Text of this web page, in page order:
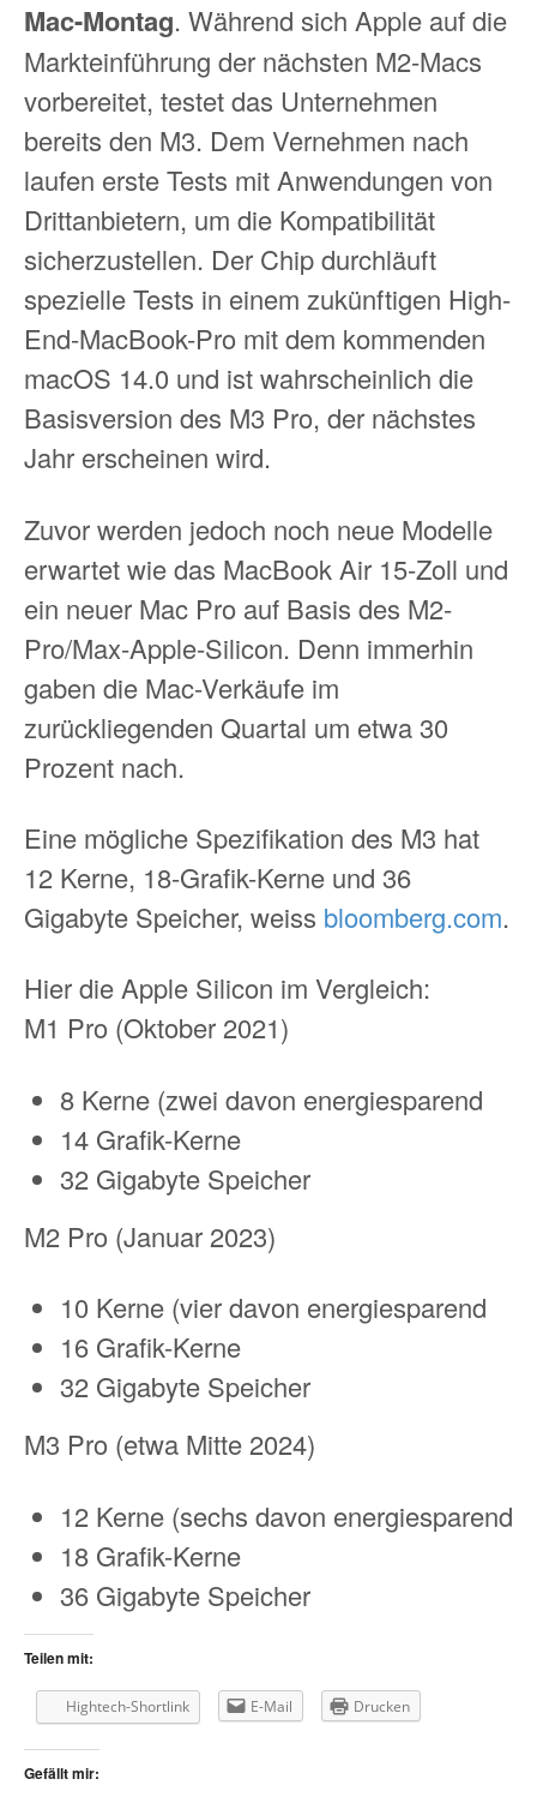
Mac-Montag. Während sich Apple auf die
Markteinführung der nächsten M2-Macs
vorbereitet, testet das Unternehmen
bereits den M3. Dem Vernehmen nach
laufen erste Tests mit Anwendungen von
Drittanbietern, um die Kompatibilität
sicherzustellen. Der Chip durchläuft
spezielle Tests in einem zukünftigen High-
End-MacBook-Pro mit dem kommenden
macOS 14.0 und ist wahrscheinlich die
Basisversion des M3 Pro, der nächstes
Jahr erscheinen wird.
Zuvor werden jedoch noch neue Modelle
erwartet wie das MacBook Air 15-Zoll und
ein neuer Mac Pro auf Basis des M2-
Pro/Max-Apple-Silicon. Denn immerhin
gaben die Mac-Verkäufe im
zurückliegenden Quartal um etwa 30
Prozent nach.
Eine mögliche Spezifikation des M3 hat
12 Kerne, 18-Grafik-Kerne und 36
Gigabyte Speicher, weiss bloomberg.com.
Hier die Apple Silicon im Vergleich:
M1 Pro (Oktober 2021)
8 Kerne (zwei davon energiesparend
14 Grafik-Kerne
32 Gigabyte Speicher
M2 Pro (Januar 2023)
10 Kerne (vier davon energiesparend
16 Grafik-Kerne
32 Gigabyte Speicher
M3 Pro (etwa Mitte 2024)
12 Kerne (sechs davon energiesparend
18 Grafik-Kerne
36 Gigabyte Speicher
Teilen mit:
Hightech-Shortlink E-Mail Drucken
Gefällt mir: